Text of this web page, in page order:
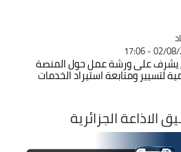
02/08/
يشرف على ورشة عمل حول المنصة
لتسيير ومتابعة استيراد الخدمات
الجزائرية